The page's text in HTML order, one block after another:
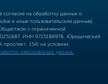
согласие на обработку данных о
и иные пользовательские данные),
с ограниченной
ИНН 9725186976, Юридический
15А) на условиях
персональных данных.